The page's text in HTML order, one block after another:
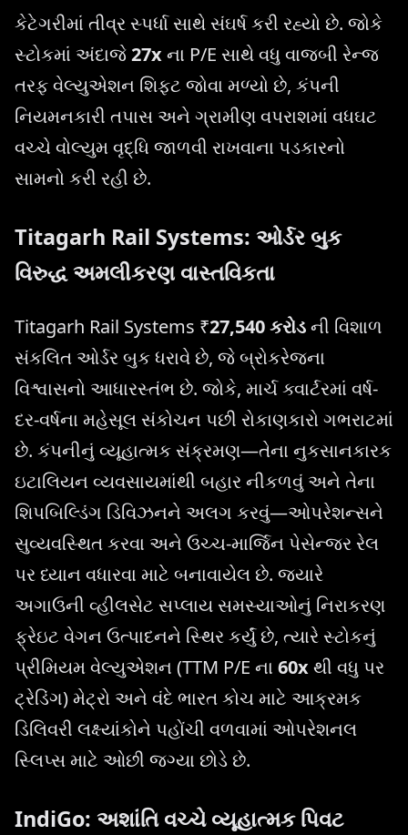
કેટેગરીમાં તીવ્ર સ્પર્ધા સાથે સંઘર્ષ કરી રહ્યો છે. જોકે
સ્ટોકમાં અંદાજે27xના P/E સાથે વધુ વાજબી રેન્જ
તરફ વેલ્યુએશન શિફ્ટ જોવા મળ્યો છે, કંપની
નિયમનકારી તપાસ અને ગ્રામીણ વપરાશમાં વધઘટ
વચ્ચે વોલ્યુમ વૃદ્ધિ જાળવી રાખવાના પડકારનો
સામનો કરી રહી છે.
Titagarh Rail Systems: ઓર્ડર બુક
વિરુદ્ધ અમલીકરણ વાસ્તવિકતા
Titagarh Rail Systems ₹27,540 કરોડની વિશાળ
સંકલિત ઓર્ડર બુક ધરાવે છે, જે બ્રોકરેજના
વિશ્વાસનો આધારસ્તંભ છે. જોકે, માર્ચ ક્વાર્ટરમાં વર્ષ-
દર-વર્ષના મહેસૂલ સંકોચન પછી રોકાણકારો ગભરાટમાં
છે. કંપનીનું વ્યૂહાત્મક સંક્રમણ—તેના નુકસાનકારક
ઇટાલિયન વ્યવસાયમાંથી બહાર નીકળવું અને તેના
શિપબિલ્ડિંગ ડિવિઝનને અલગ કરવું—ઓપરેશન્સને
સુવ્યવસ્થિત કરવા અને ઉચ્ચ-માર્જિન પેસેન્જર રેલ
પર ધ્યાન વધારવા માટે બનાવાયેલ છે. જ્યારે
અગાઉની વ્હીલસેટ સપ્લાય સમસ્યાઓનું નિરાકરણ
ફ્રેઇટ વેગન ઉત્પાદનને સ્થિર કર્યું છે, ત્યારે સ્ટોકનું
પ્રીમિયમ વેલ્યુએશન (TTM P/E ના 60xથી વધુ પર
ટ્રેડિંગ) મેટ્રો અને વંદે ભારત કોચ માટે આક્રમક
ડિલિવરી લક્ષ્યાંકોને પહોંચી વળવામાં ઓપરેશનલ
સ્લિપ્સ માટે ઓછી જગ્યા છોડે છે.
IndiGo: અશાંતિ વચ્ચે વ્યૂહાત્મક પિવટ